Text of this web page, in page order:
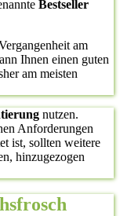
Bestseller
am
Ihnen einen guten
am meisten
nutzen.
Anforderungen
ist, sollten weitere
hinzugezogen